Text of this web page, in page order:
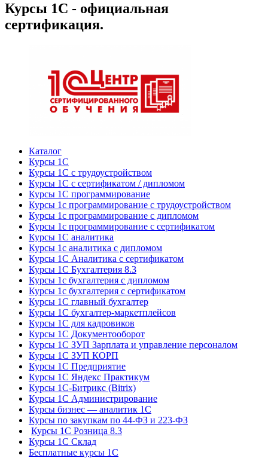
Курсы 1С - официальная
сертификация.
Каталог
Курсы 1С
Курсы 1С с трудоустройством
Курсы 1С с сертификатом / дипломом
Курсы 1С программирование
Курсы 1с программирование с трудоустройством
Курсы 1с программирование с дипломом
Курсы 1с программирование с сертификатом
Курсы 1С аналитика
Курсы 1с аналитика с дипломом
Курсы 1С Аналитика с сертификатом
Курсы 1С Бухгалтерия 8.3
Курсы 1с бухгалтерия с дипломом
Курсы 1с бухгалтерия с сертификатом
Курсы 1С главный бухгалтер
Курсы 1С бухгалтер-маркетплейсов
Курсы 1С для кадровиков
Курсы 1С Документооборот
Курсы 1С ЗУП Зарплата и управление персоналом
Курсы 1С ЗУП КОРП
Курсы 1С Предприятие
Курсы 1С Яндекс Практикум
Курсы 1С-Битрикс (Bitrix)
Курсы 1С Администрирование
Курсы бизнес — аналитик 1С
Курсы по закупкам по 44‑ФЗ и 223‑ФЗ
Курсы 1С Розница 8.3
Курсы 1С Склад
Бесплатные курсы 1С